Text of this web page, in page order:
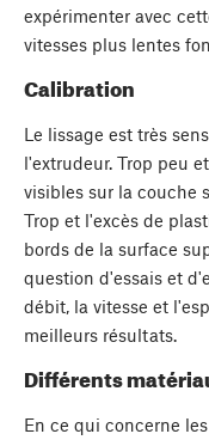
expérimenter avec
vitesses plus lentes
Calibration
Le lissage est très
l'extrudeur. Trop peu
visibles sur la couche
Trop et l'excès de
bords de la surface
question d'essais et
débit, la vitesse et
meilleurs résultats.
Différents
En ce qui concerne